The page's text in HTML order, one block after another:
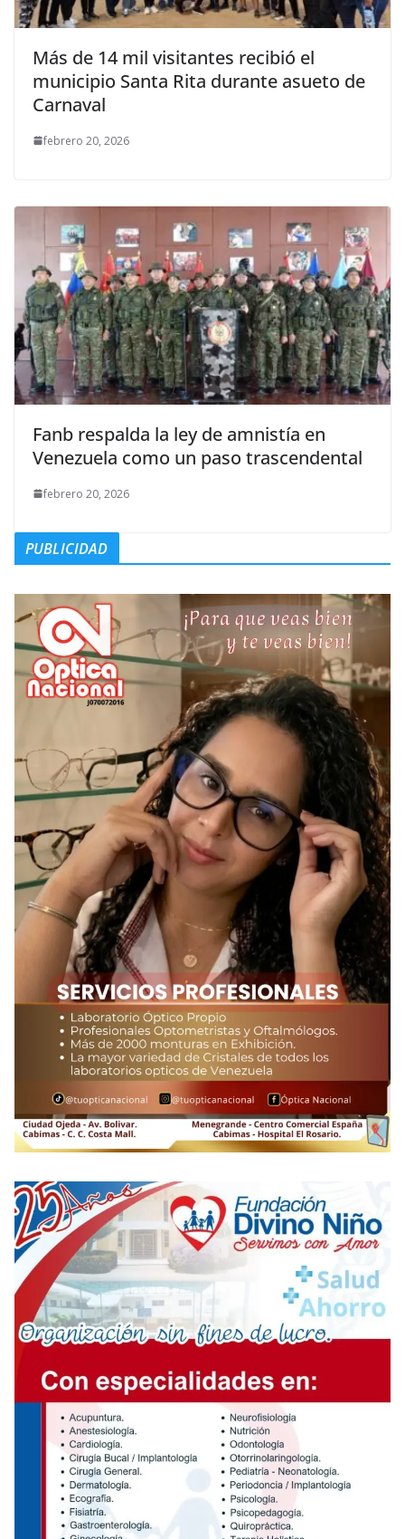
Más de 14 mil visitantes recibió el
municipio Santa Rita durante asueto de
Carnaval
febrero 20, 2026
Fanb respalda la ley de amnistía en
Venezuela como un paso trascendental
febrero 20, 2026
PUBLICIDAD